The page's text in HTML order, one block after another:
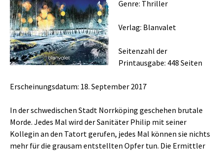
Genre: Thriller
Verlag: Blanvalet
Seitenzahl der
Printausgabe: 448 Seiten
Erscheinungsdatum: 18. September 2017
In der schwedischen Stadt Norrköping geschehen brutale
Morde. Jedes Mal wird der Sanitäter Philip mit seiner
Kollegin an den Tatort gerufen, jedes Mal können sie nichts
mehr für die grausam entstellten Opfer tun. Die Ermittler